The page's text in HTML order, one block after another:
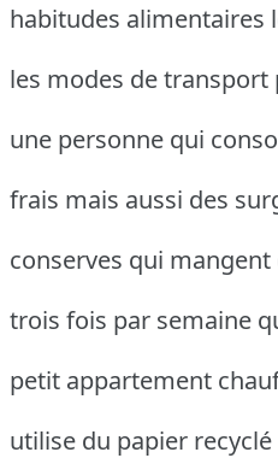
habitudes alimentaires
les modes de
une personne qui
frais mais aussi des
conserves qui mangent
trois fois par semaine
petit appartement
utilise du papier recyclé